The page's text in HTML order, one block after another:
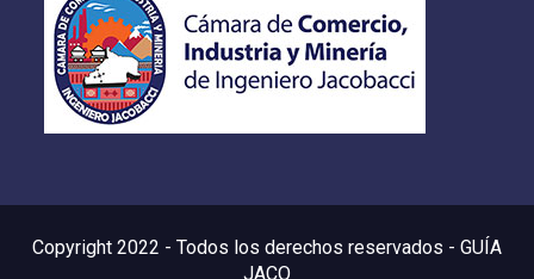
Copyright 2022 - Todos los derechos reservados - GUÍA
JACO